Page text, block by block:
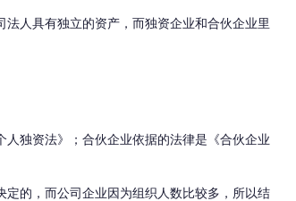
人具有独立的资产，而独资企业和合伙企业里
独资法》；合伙企业依据的法律是《合伙企业
的，而公司企业因为组织人数比较多，所以结